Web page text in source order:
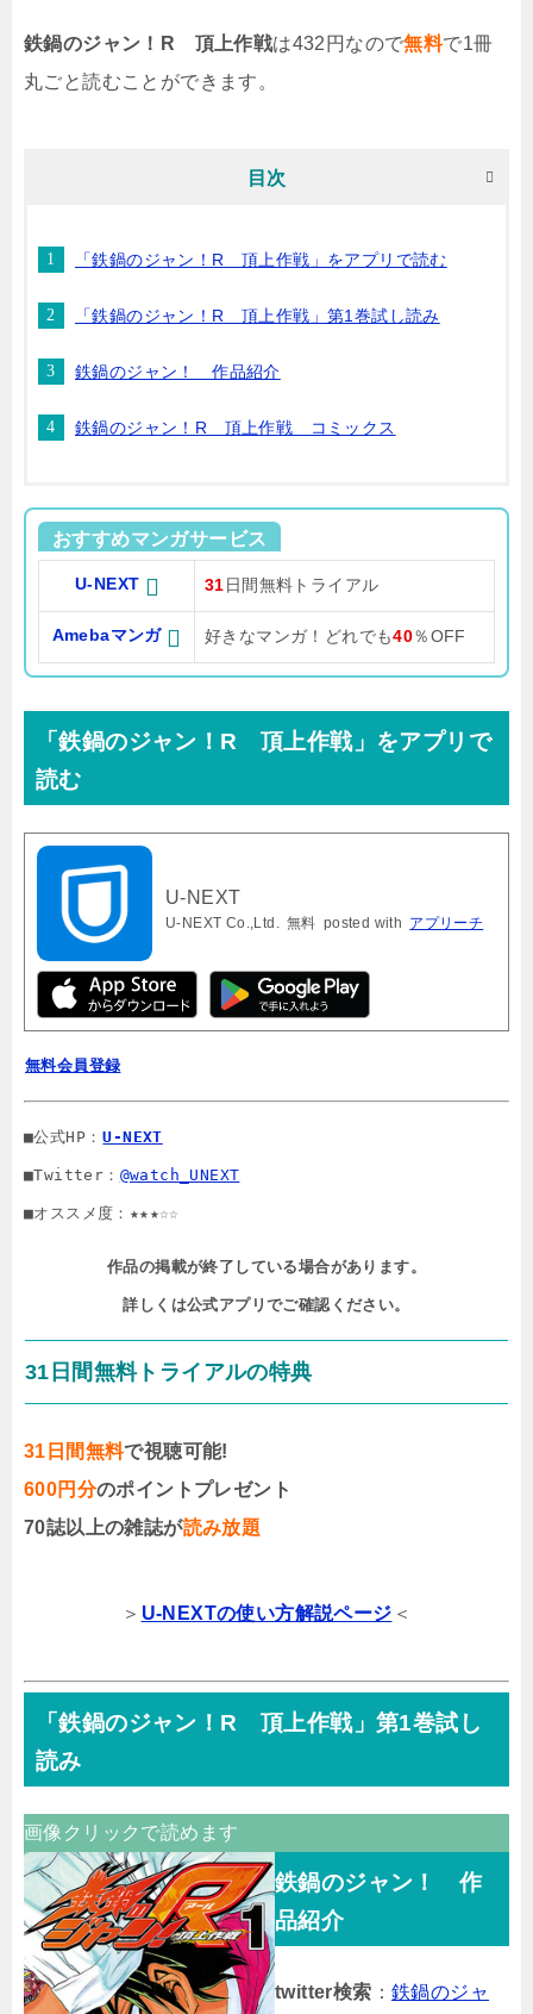
鉄鍋のジャン！R 頂上作戦は432円なので無料で1冊
丸ごと読むことができます。
目次
「鉄鍋のジャン！R 頂上作戦」をアプリで読む
「鉄鍋のジャン！R 頂上作戦」第1巻試し読み
鉄鍋のジャン！ 作品紹介
鉄鍋のジャン！R 頂上作戦 コミックス
おすすめマンガサービス
U-NEXT 31 日間無料トライアル
Amebaマンガ 好きなマンガ！どれでも40％OFF
「鉄鍋のジャン！R 頂上作戦」をアプリで
読む
U-NEXT
U-NEXT Co.,Ltd. 無料 posted with アプリーチ
無料会員登録
■公式HP： U-NEXT
■Twitter： @watch_UNEXT
■オススメ度：★★★☆☆
作品の掲載が終了している場合があります。
詳しくは公式アプリでご確認ください。
31日間無料トライアルの特典
31日間無料で視聴可能!
600円分のポイントプレゼント
70誌以上の雑誌が読み放題
＞ U-NEXTの使い方解説ページ ＜
「鉄鍋のジャン！R 頂上作戦」第1巻試し
読み
画像クリックで読めます
鉄鍋のジャン！ 作
品紹介
twitter検索 ：鉄鍋のジャ